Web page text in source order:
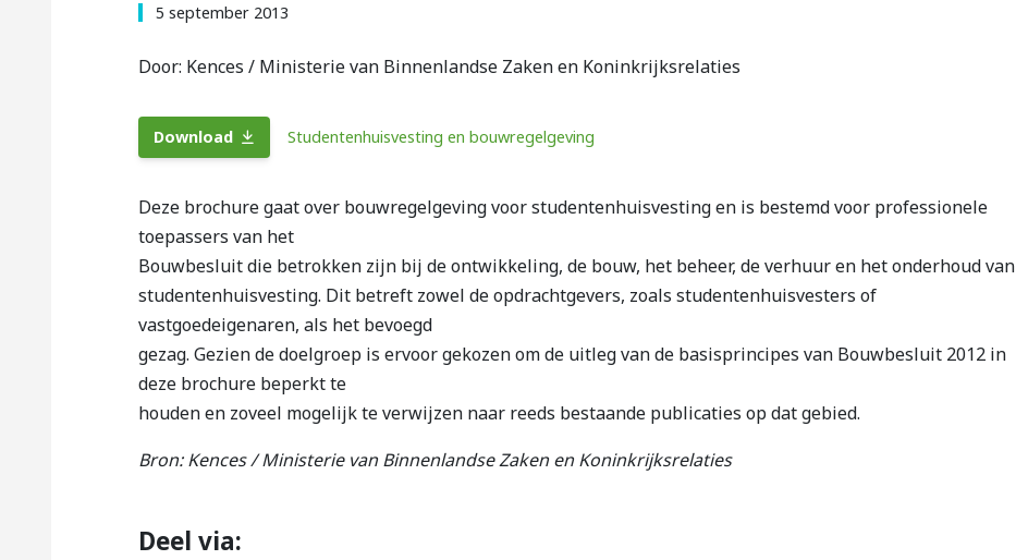
5 september 2013
Door: Kences / Ministerie van Binnenlandse Zaken en Koninkrijksrelaties
Studentenhuisvesting en bouwregelgeving
Download
Deze brochure gaat over bouwregelgeving voor studentenhuisvesting en is bestemd voor professionele
toepassers van het
Bouwbesluit die betrokken zijn bij de ontwikkeling, de bouw, het beheer, de verhuur en het onderhoud van
studentenhuisvesting. Dit betreft zowel de opdrachtgevers, zoals studentenhuisvesters of
vastgoedeigenaren, als het bevoegd
gezag. Gezien de doelgroep is ervoor gekozen om de uitleg van de basisprincipes van Bouwbesluit 2012 in
deze brochure beperkt te
houden en zoveel mogelijk te verwijzen naar reeds bestaande publicaties op dat gebied.
Bron: Kences / Ministerie van Binnenlandse Zaken en Koninkrijksrelaties
Deel via: